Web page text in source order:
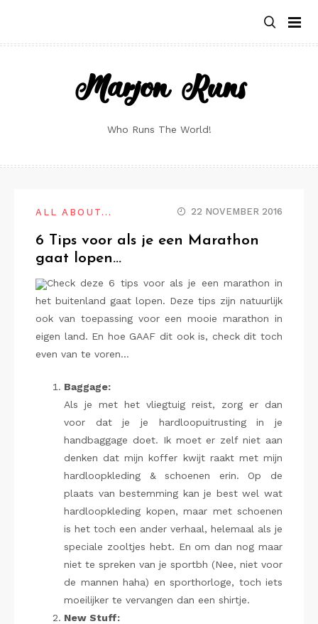
content
Marjon Runs
Who Runs The World!
ALL ABOUT... 22 NOVEMBER 2016
6 Tips voor als je een Marathon
gaat lopen…
Check deze 6 tips voor als je een marathon in
het buitenland gaat lopen. Deze tips zijn natuurlijk
ook van toepassing voor een mooie marathon in
eigen land. En hoe GAAF dit ook is, check dit toch
even van te voren…
Baggage:
Als je met het vliegtuig reist, zorg er dan
voor dat je je hardloopuitrusting in je
handbaggage doet. Ik moet er zelf niet aan
denken dat mijn koffer kwijt raakt met mijn
hardloopkleding & schoenen erin. Op de
plaats van bestemming kan je best wel wat
hardloopkleding kopen, maar met schoenen
is het toch een ander verhaal, helemaal als je
speciale zooltjes hebt. En om dan nog maar
niet te spreken van je sportbh (Nee, niet voor
de mannen haha) en sporthorloge, toch iets
moeilijker te vervangen dan een shirtje.
New Stuff: